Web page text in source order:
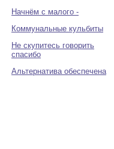
Начнём с малого -
Коммунальные кульбиты
Не скупитесь говорить
спасибо
Альтернатива обеспечена